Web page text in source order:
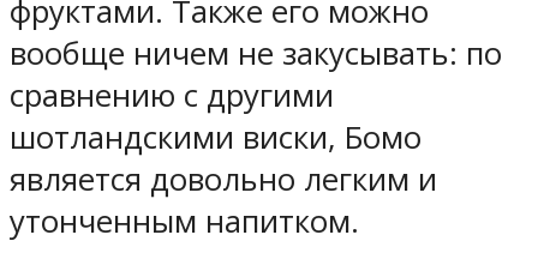
фруктами. Также его можно
вообще ничем не закусывать: по
сравнению с другими
шотландскими виски, Бомо
является довольно легким и
утонченным напитком.